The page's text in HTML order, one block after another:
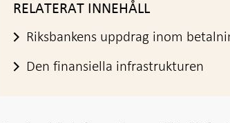
RELATERAT INNEHÅLL
Riksbankens uppdrag inom
Den finansiella infrastrukturen